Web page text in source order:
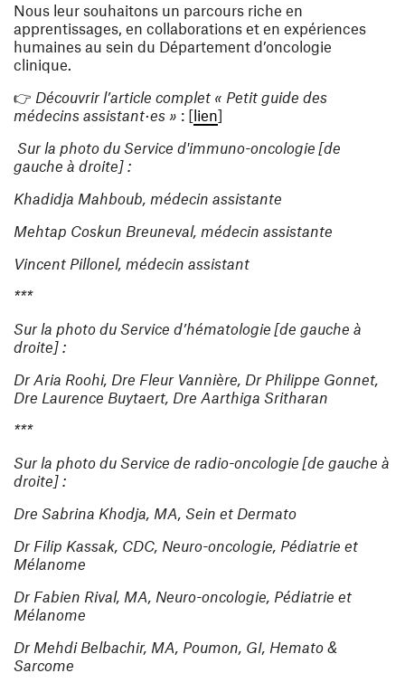
Nous leur souhaitons un parcours riche en
apprentissages, en collaborations et en expériences
humaines au sein du Département d’oncologie
clinique.
👉 Découvrir l’article complet « Petit guide des
médecins assistant·es » : [lien(ouvre une nouvelle
]
Sur la photo du Service d'immuno-oncologie [de
gauche à droite] :
Khadidja Mahboub, médecin assistante
Mehtap Coskun Breuneval, médecin assistante
Vincent Pillonel, médecin assistant
***
Sur la photo du Service d’hématologie [de gauche à
droite] :
Dr Aria Roohi, Dre Fleur Vannière, Dr Philippe Gonnet,
Dre Laurence Buytaert, Dre Aarthiga Sritharan
***
Sur la photo du Service de radio-oncologie [de gauche à
droite] :
Dre Sabrina Khodja, MA, Sein et Dermato
Dr Filip Kassak, CDC, Neuro-oncologie, Pédiatrie et
Mélanome
Dr Fabien Rival, MA, Neuro-oncologie, Pédiatrie et
Mélanome
Dr Mehdi Belbachir, MA, Poumon, GI, Hemato &
Sarcome